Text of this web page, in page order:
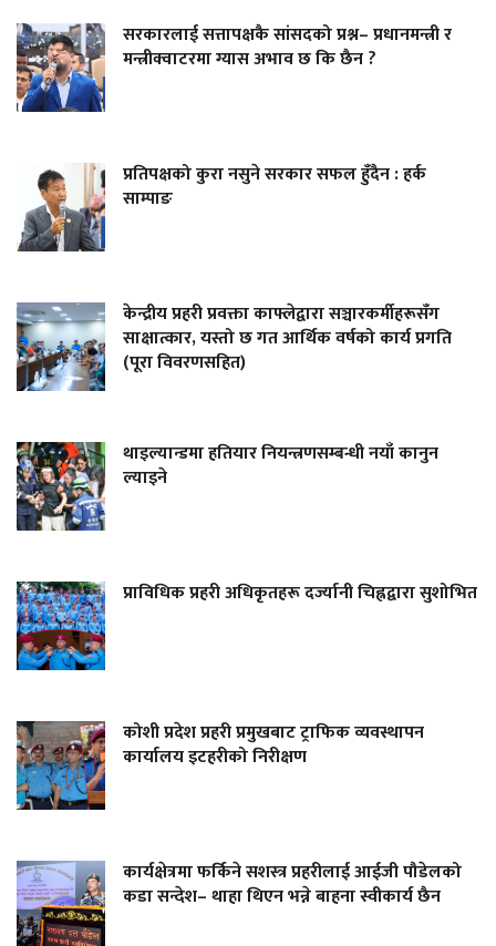
सरकारलाई सत्तापक्षकै सांसदको प्रश्न– प्रधानमन्त्री र
मन्त्रीक्वाटरमा ग्यास अभाव छ कि छैन ?
प्रतिपक्षको कुरा नसुने सरकार सफल हुँदैन : हर्क
साम्पाङ
केन्द्रीय प्रहरी प्रवक्ता काफ्लेद्वारा सञ्चारकर्मीहरूसँग
साक्षात्कार, यस्तो छ गत आर्थिक वर्षको कार्य प्रगति
(पूरा विवरणसहित)
थाइल्यान्डमा हतियार नियन्त्रणसम्बन्धी नयाँ कानुन
ल्याइने
प्राविधिक प्रहरी अधिकृतहरू दर्ज्यानी चिह्नद्वारा सुशोभित
कोशी प्रदेश प्रहरी प्रमुखबाट ट्राफिक व्यवस्थापन
कार्यालय इटहरीको निरीक्षण
कार्यक्षेत्रमा फर्किने सशस्त्र प्रहरीलाई आईजी पौडेलको
कडा सन्देश– थाहा थिएन भन्ने बाहना स्वीकार्य छैन